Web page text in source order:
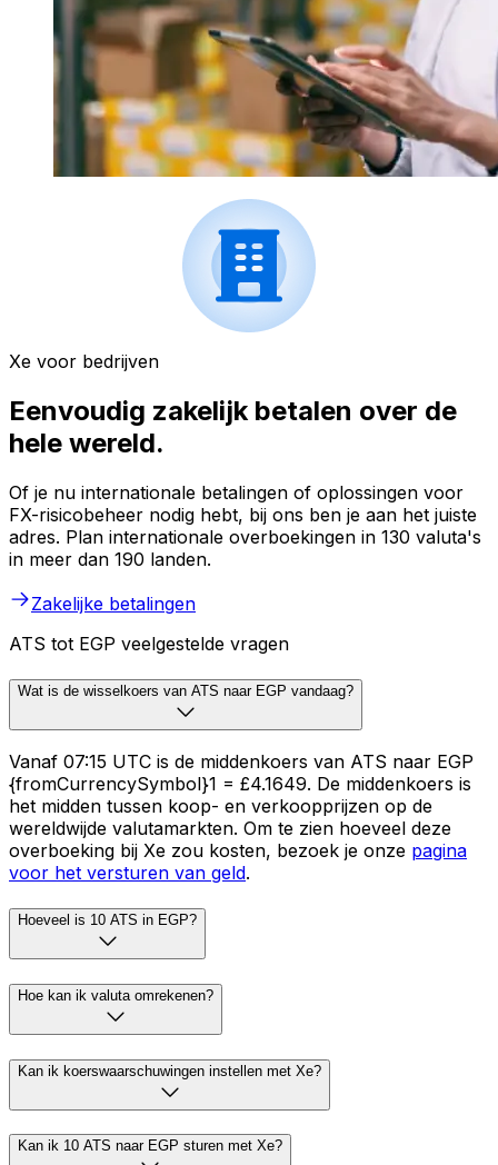
Xe voor bedrijven
Eenvoudig zakelijk betalen over de
hele wereld.
Of je nu internationale betalingen of oplossingen voor
FX-risicobeheer nodig hebt, bij ons ben je aan het juiste
adres. Plan internationale overboekingen in 130 valuta's
in meer dan 190 landen.
Zakelijke betalingen
ATS tot EGP veelgestelde vragen
Wat is de wisselkoers van ATS naar EGP vandaag?
Vanaf 07:15 UTC is de middenkoers van ATS naar EGP
{fromCurrencySymbol}1 = £4.1649. De middenkoers is
het midden tussen koop- en verkoopprijzen op de
wereldwijde valutamarkten. Om te zien hoeveel deze
overboeking bij Xe zou kosten, bezoek je onze pagina
voor het versturen van geld.
Hoeveel is 10 ATS in EGP?
Hoe kan ik valuta omrekenen?
Kan ik koerswaarschuwingen instellen met Xe?
Kan ik 10 ATS naar EGP sturen met Xe?